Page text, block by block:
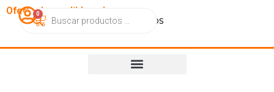
OfertasImperdibles.cl
CatálogoContactoNosotros
0